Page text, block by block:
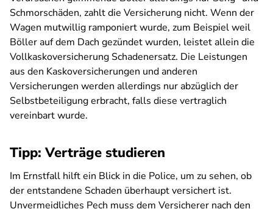
Schmorschäden, zahlt die Versicherung nicht. Wenn der
Wagen mutwillig ramponiert wurde, zum Beispiel weil
Böller auf dem Dach gezündet wurden, leistet allein die
Vollkaskoversicherung Schadenersatz. Die Leistungen
aus den Kaskoversicherungen und anderen
Versicherungen werden allerdings nur abzüglich der
Selbstbeteiligung erbracht, falls diese vertraglich
vereinbart wurde.
Tipp: Verträge studieren
Im Ernstfall hilft ein Blick in die Police, um zu sehen, ob
der entstandene Schaden überhaupt versichert ist.
Unvermeidliches Pech muss dem Versicherer nach den